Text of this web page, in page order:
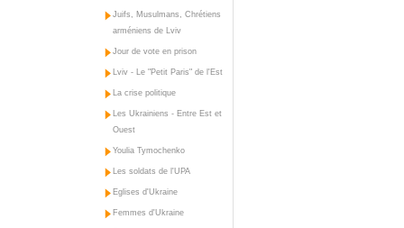
Juifs, Musulmans, Chrétiens
arméniens de Lviv
Jour de vote en prison
Lviv - Le "Petit Paris" de l'Est
La crise politique
Les Ukrainiens - Entre Est et
Ouest
Youlia Tymochenko
Les soldats de l'UPA
Eglises d'Ukraine
Femmes d'Ukraine